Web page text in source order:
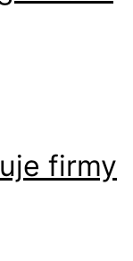
firmy